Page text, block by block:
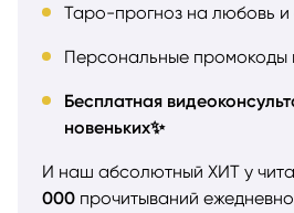
Таро-прогноз на любовь
Персональные промокоды
Бесплатная
новеньких✨
И наш абсолютный ХИТ у
000 прочитываний